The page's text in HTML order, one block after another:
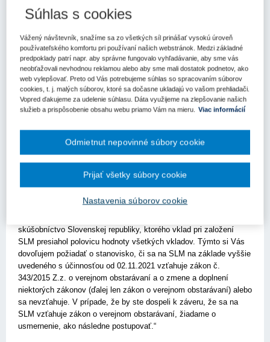
Elektronickou poštou zo dňa 29.11.2021 ste sa obrátili na Úrad pre
usmernenie k aplikácii zákona č. 343/2015 Z.z. o verejnom
obstarávaní a o zmene a doplnení niektorých zákonov v znení
neskorších predpisov (ďalej len „zákon o verejnom obstarávaní“).
Vo svojej žiadosti uvádzate, cit.:
“Dobrý deň,
doplnení niektorých zákonov, ktorým sa v čl. II s účinnosťou od
01.11.2021 mení zákon č. 213/1997 Z.z. o neziskových
organizáciách poskytujúcich všeobecne prospešné služby v znení
Jedným zo zakladateľov Slovenskej legálnej metrológie, n. o.
skúšobníctvo Slovenskej republiky, ktorého vklad pri založení
SLM presiahol polovicu hodnoty všetkých vkladov. Týmto si Vás
dovoľujem požiadať o stanovisko, či sa na SLM na základe vyššie
uvedeného s účinnosťou od 02.11.2021 vzťahuje zákon č.
343/2015 Z.z. o verejnom obstarávaní a o zmene a doplnení
niektorých zákonov (ďalej len zákon o verejnom obstarávaní) alebo
sa nevzťahuje. V prípade, že by ste dospeli k záveru, že sa na
SLM vzťahuje zákon o verejnom obstarávaní, žiadame o
usmernenie, ako následne postupovať.“
Súhlas s cookies
Vážený návštevník, snažíme sa zo všetkých síl prinášať vysokú úroveň
používateľského komfortu pri používaní našich webstránok. Medzi základné
predpoklady patrí napr. aby správne fungovalo vyhľadávanie, aby sme vás
neobťažovali nevhodnou reklamou alebo aby sme mali dostatok podnetov, ako
web vylepšovať. Preto od Vás potrebujeme súhlas so spracovaním súborov
cookies, t. j. malých súborov, ktoré sa dočasne ukladajú vo vašom prehliadači.
Vopred ďakujeme za udelenie súhlasu. Dáta využijeme na zlepšovanie našich
služieb a prispôsobenie obsahu webu priamo Vám na mieru.
Viac informácií
Nastavenia súborov cookie
Odmietnut nepovinné súbory cookie
Prijať všetky súbory cookie